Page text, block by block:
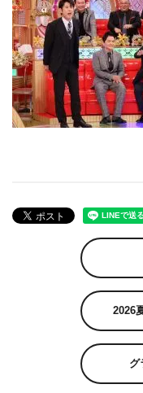
2026
グ